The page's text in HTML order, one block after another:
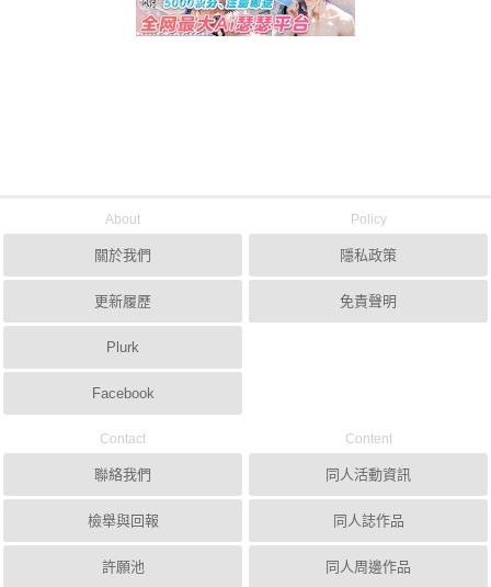
About
關於我們
更新履歷
Plurk
Facebook
Policy
隱私政策
免責聲明
Contact
聯絡我們
檢舉與回報
許願池
Content
同人活動資訊
同人誌作品
同人周邊作品